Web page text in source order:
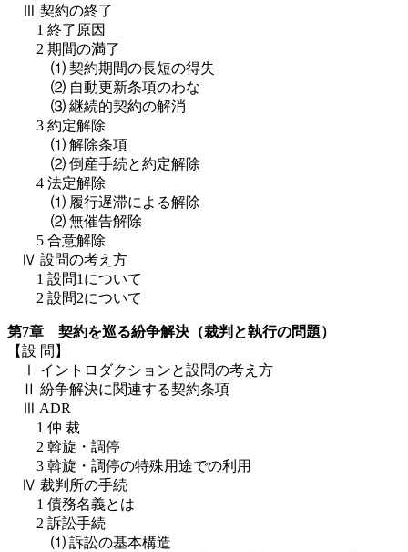
Ⅲ 契約の終了
1 終了原因
2 期間の満了
⑴ 契約期間の長短の得失
⑵ 自動更新条項のわな
⑶ 継続的契約の解消
3 約定解除
⑴ 解除条項
⑵ 倒産手続と約定解除
4 法定解除
⑴ 履行遅滞による解除
⑵ 無催告解除
5 合意解除
Ⅳ 設問の考え方
1 設問1について
2 設問2について
第7章 契約を巡る紛争解決（裁判と執行の問題）
【設 問】
Ⅰ イントロダクションと設問の考え方
Ⅱ 紛争解決に関連する契約条項
Ⅲ ADR
1 仲 裁
2 斡旋・調停
3 斡旋・調停の特殊用途での利用
Ⅳ 裁判所の手続
1 債務名義とは
2 訴訟手続
⑴ 訴訟の基本構造